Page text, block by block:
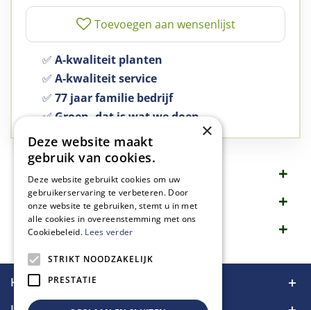
✅ A-kwaliteit planten
✅ A-kwaliteit service
✅ 77 jaar familie bedrijf
✅Groen, dat is wat we doen
Omschrijving
Specificaties
Merk
Handige links
×
Deze website maakt
gebruik van cookies.
Deze website gebruikt cookies om uw
gebruikerservaring te verbeteren. Door
onze website te gebruiken, stemt u in met
alle cookies in overeenstemming met ons
Cookiebeleid. Lees verder
STRIKT NOODZAKELIJK
PRESTATIE